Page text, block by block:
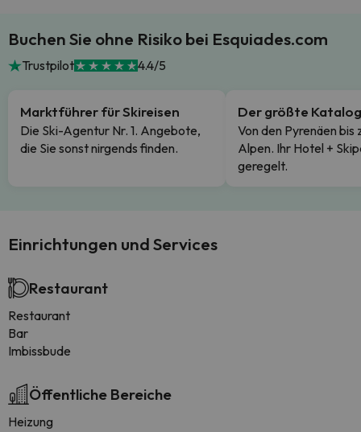
Buchen Sie ohne Risiko bei Esquiades.com
Trustpilot 4.4/5
Marktführer für Skireisen
Die Ski-Agentur Nr. 1. Angebote,
die Sie sonst nirgends finden.
Der größte Katalog
Von den Pyrenäen bis
Alpen. Ihr Hotel +
geregelt.
Einrichtungen und Services
Restaurant
Restaurant
Bar
Imbissbude
Öffentliche Bereiche
Heizung